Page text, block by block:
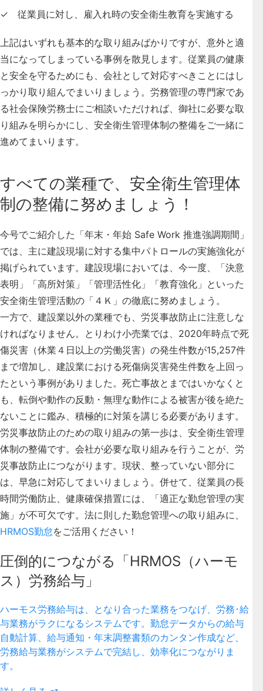
✓ 従業員に対し、雇入れ時の安全衛生教育を実施する
上記はいずれも基本的な取り組みばかりですが、意外と適
当になってしまっている事例を散見します。従業員の健康
と安全を守るためにも、会社として対応すべきことにはし
っかり取り組んでまいりましょう。労務管理の専門家であ
る社会保険労務士にご相談いただければ、御社に必要な取
り組みを明らかにし、安全衛生管理体制の整備をご一緒に
進めてまいります。
すべての業種で、安全衛生管理体
制の整備に努めましょう！
今号でご紹介した「年末・年始 Safe Work 推進強調期間」
では、主に建設現場に対する集中パトロールの実施強化が
掲げられています。建設現場においては、今一度、「決意
表明」「高所対策」「管理活性化」「教育強化」といった
安全衛生管理活動の「４Ｋ」の徹底に努めましょう。
一方で、建設業以外の業種でも、労災事故防止に注意しな
ければなりません。とりわけ小売業では、2020年時点で死
傷災害（休業４日以上の労働災害）の発生件数が15,257件
まで増加し、建設業における死傷病災害発生件数を上回っ
たという事例がありました。 死亡事故とまではいかなくと
も、転倒や動作の反動・無理な動作による被害が後を絶た
ないことに鑑み、積極的に対策を講じる必要があります。
労災事故防止のための取り組みの第一歩は、安全衛生管理
体制の整備です。会社が必要な取り組みを行うことが、労
災事故防止につながります。現状、整っていない部分に
は、早急に対応してまいりましょう。併せて、従業員の長
時間労働防止、健康確保措置には、「適正な勤怠管理の実
施」が不可欠です。法に則した勤怠管理への取り組みに、
HRMOS勤怠をご活用ください！
圧倒的につながる「HRMOS（ハーモ
ス）労務給与」
ハーモス労務給与は、となり合った業務をつなげ、労務･給
与業務がラクになるシステムです。勤怠データからの給与
自動計算、給与通知・年末調整書類のカンタン作成など、
労務給与業務がシステムで完結し、効率化につながりま
す。